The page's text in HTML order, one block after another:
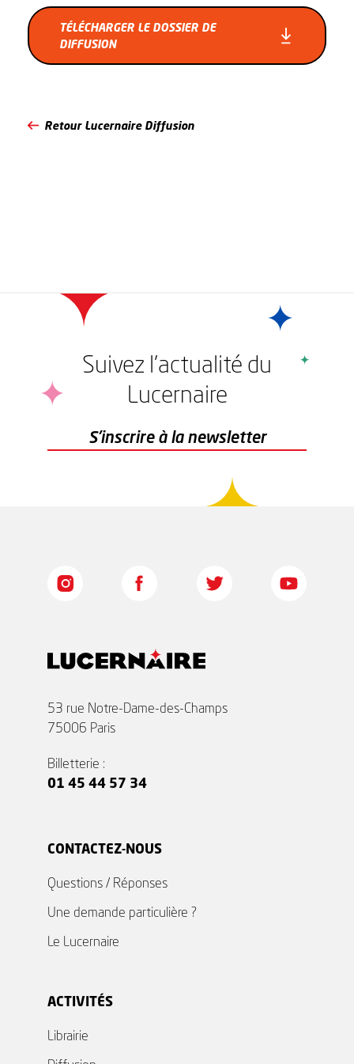
TÉLÉCHARGER LE DOSSIER DE
DIFFUSION
Retour Lucernaire Diffusion
Suivez l'actualité du
Lucernaire
S'inscrire à la newsletter
53 rue Notre-Dame-des-Champs
75006 Paris
Billetterie :
01 45 44 57 34
CONTACTEZ-NOUS
Questions / Réponses
Une demande particulière ?
Le Lucernaire
ACTIVITÉS
Librairie